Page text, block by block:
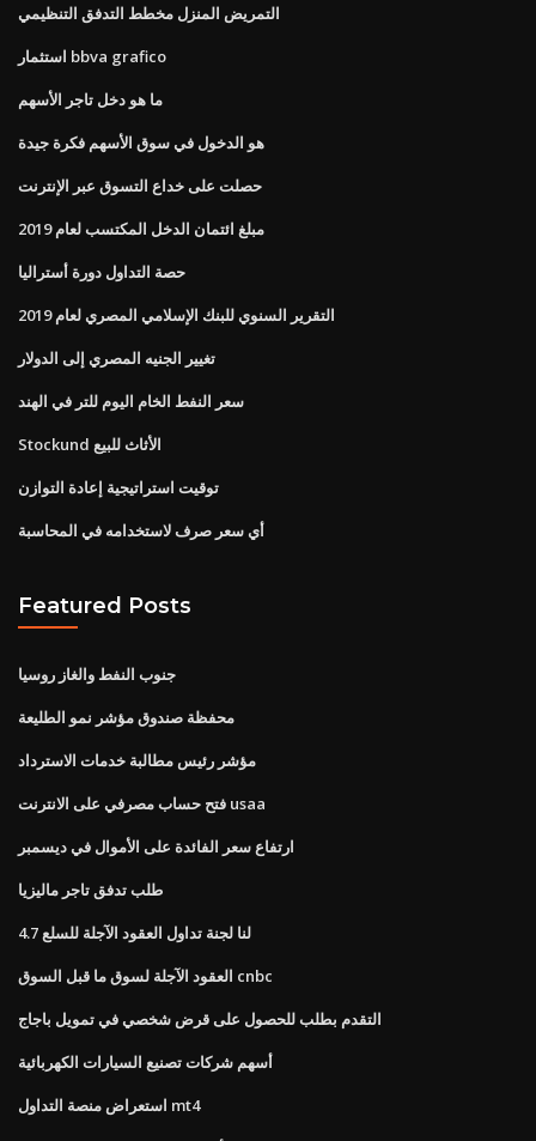
التمريض المنزل مخطط التدفق التنظيمي
استثمار bbva grafico
ما هو دخل تاجر الأسهم
هو الدخول في سوق الأسهم فكرة جيدة
حصلت على خداع التسوق عبر الإنترنت
مبلغ ائتمان الدخل المكتسب لعام 2019
حصة التداول دورة أستراليا
التقرير السنوي للبنك الإسلامي المصري لعام 2019
تغيير الجنيه المصري إلى الدولار
سعر النفط الخام اليوم للتر في الهند
Stockund الأثاث للبيع
توقيت استراتيجية إعادة التوازن
أي سعر صرف لاستخدامه في المحاسبة
Featured Posts
جنوب النفط والغاز روسيا
محفظة صندوق مؤشر نمو الطليعة
مؤشر رئيس مطالبة خدمات الاسترداد
فتح حساب مصرفي على الانترنت usaa
ارتفاع سعر الفائدة على الأموال في ديسمبر
طلب تدفق تاجر ماليزيا
لنا لجنة تداول العقود الآجلة للسلع 4.7
العقود الآجلة لسوق ما قبل السوق cnbc
التقدم بطلب للحصول على قرض شخصي في تمويل باجاج
أسهم شركات تصنيع السيارات الكهربائية
استعراض منصة التداول mt4